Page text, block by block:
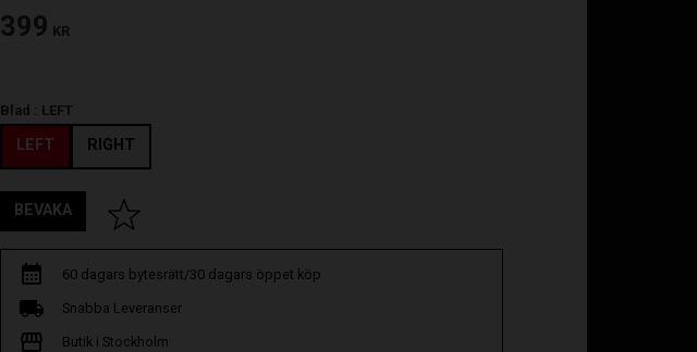
399 KR
Blad : LEFT
LEFT RIGHT
Lägg till i favoriter
BEVAKA
60 dagars bytesrätt/30 dagars öppet köp
Snabba Leveranser
Butik i Stockholm